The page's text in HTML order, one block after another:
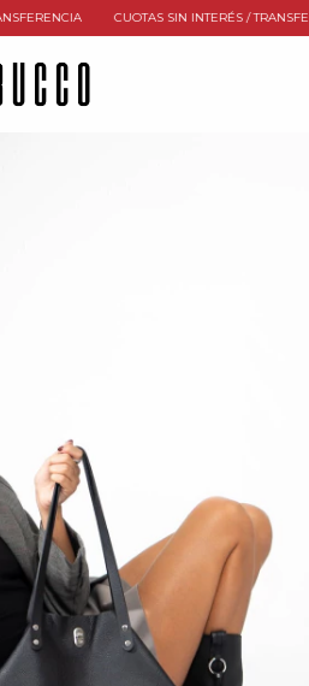
CUOTAS SIN INTERÉS /